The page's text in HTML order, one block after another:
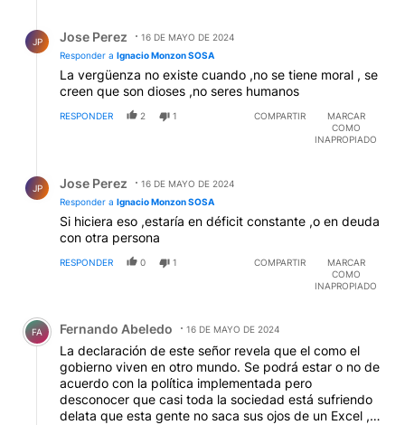
JP Jose Perez
16 DE MAYO DE 2024
Responder a Ignacio Monzon SOSA
La vergüenza no existe cuando ,no se tiene moral , se
creen que son dioses ,no seres humanos
RESPONDER 2 1 COMPARTIR
MARCAR
COMO
INAPROPIADO
JP Jose Perez
16 DE MAYO DE 2024
Responder a Ignacio Monzon SOSA
Si hiciera eso ,estaría en déficit constante ,o en deuda
con otra persona
RESPONDER 0 1 COMPARTIR
MARCAR
COMO
INAPROPIADO
Comentario de Fernando Abeledo.
FA Fernando Abeledo 16 DE MAYO DE 2024
La declaración de este señor revela que el como el
gobierno viven en otro mundo. Se podrá estar o no de
acuerdo con la política implementada pero
desconocer que casi toda la sociedad está sufriendo
delata que esta gente no saca sus ojos de un Excel ,